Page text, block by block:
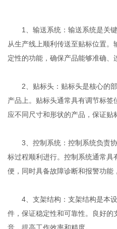
1、输送系统：输送系统是关键
从生产线上顺利传送至贴标位置
定性的功能，确保产品能够准确、
2、贴标头：贴标头是核心的部
产品上。贴标头通常具有调节标
应不同尺寸和形状的产品，保证贴
3、控制系统：控制系统负责协
标过程顺利进行。控制系统通常
便，同时具备故障诊断和报警功能
4、支架结构：支架结构是本设
件，保证稳定性和可靠性。良好的
音，提高工作效率和精度。